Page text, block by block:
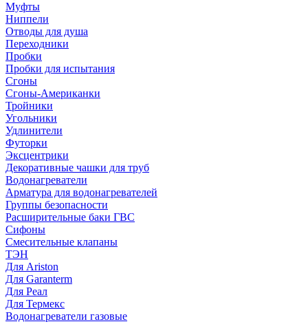
Муфты
Ниппели
Отводы для душа
Переходники
Пробки
Пробки для испытания
Сгоны
Сгоны-Американки
Тройники
Угольники
Удлинители
Футорки
Эксцентрики
Декоративные чашки для труб
Водонагреватели
Арматура для водонагревателей
Группы безопасности
Расширительные баки ГВС
Сифоны
Смесительные клапаны
ТЭН
Для Ariston
Для Garanterm
Для Реал
Для Термекс
Водонагреватели газовые